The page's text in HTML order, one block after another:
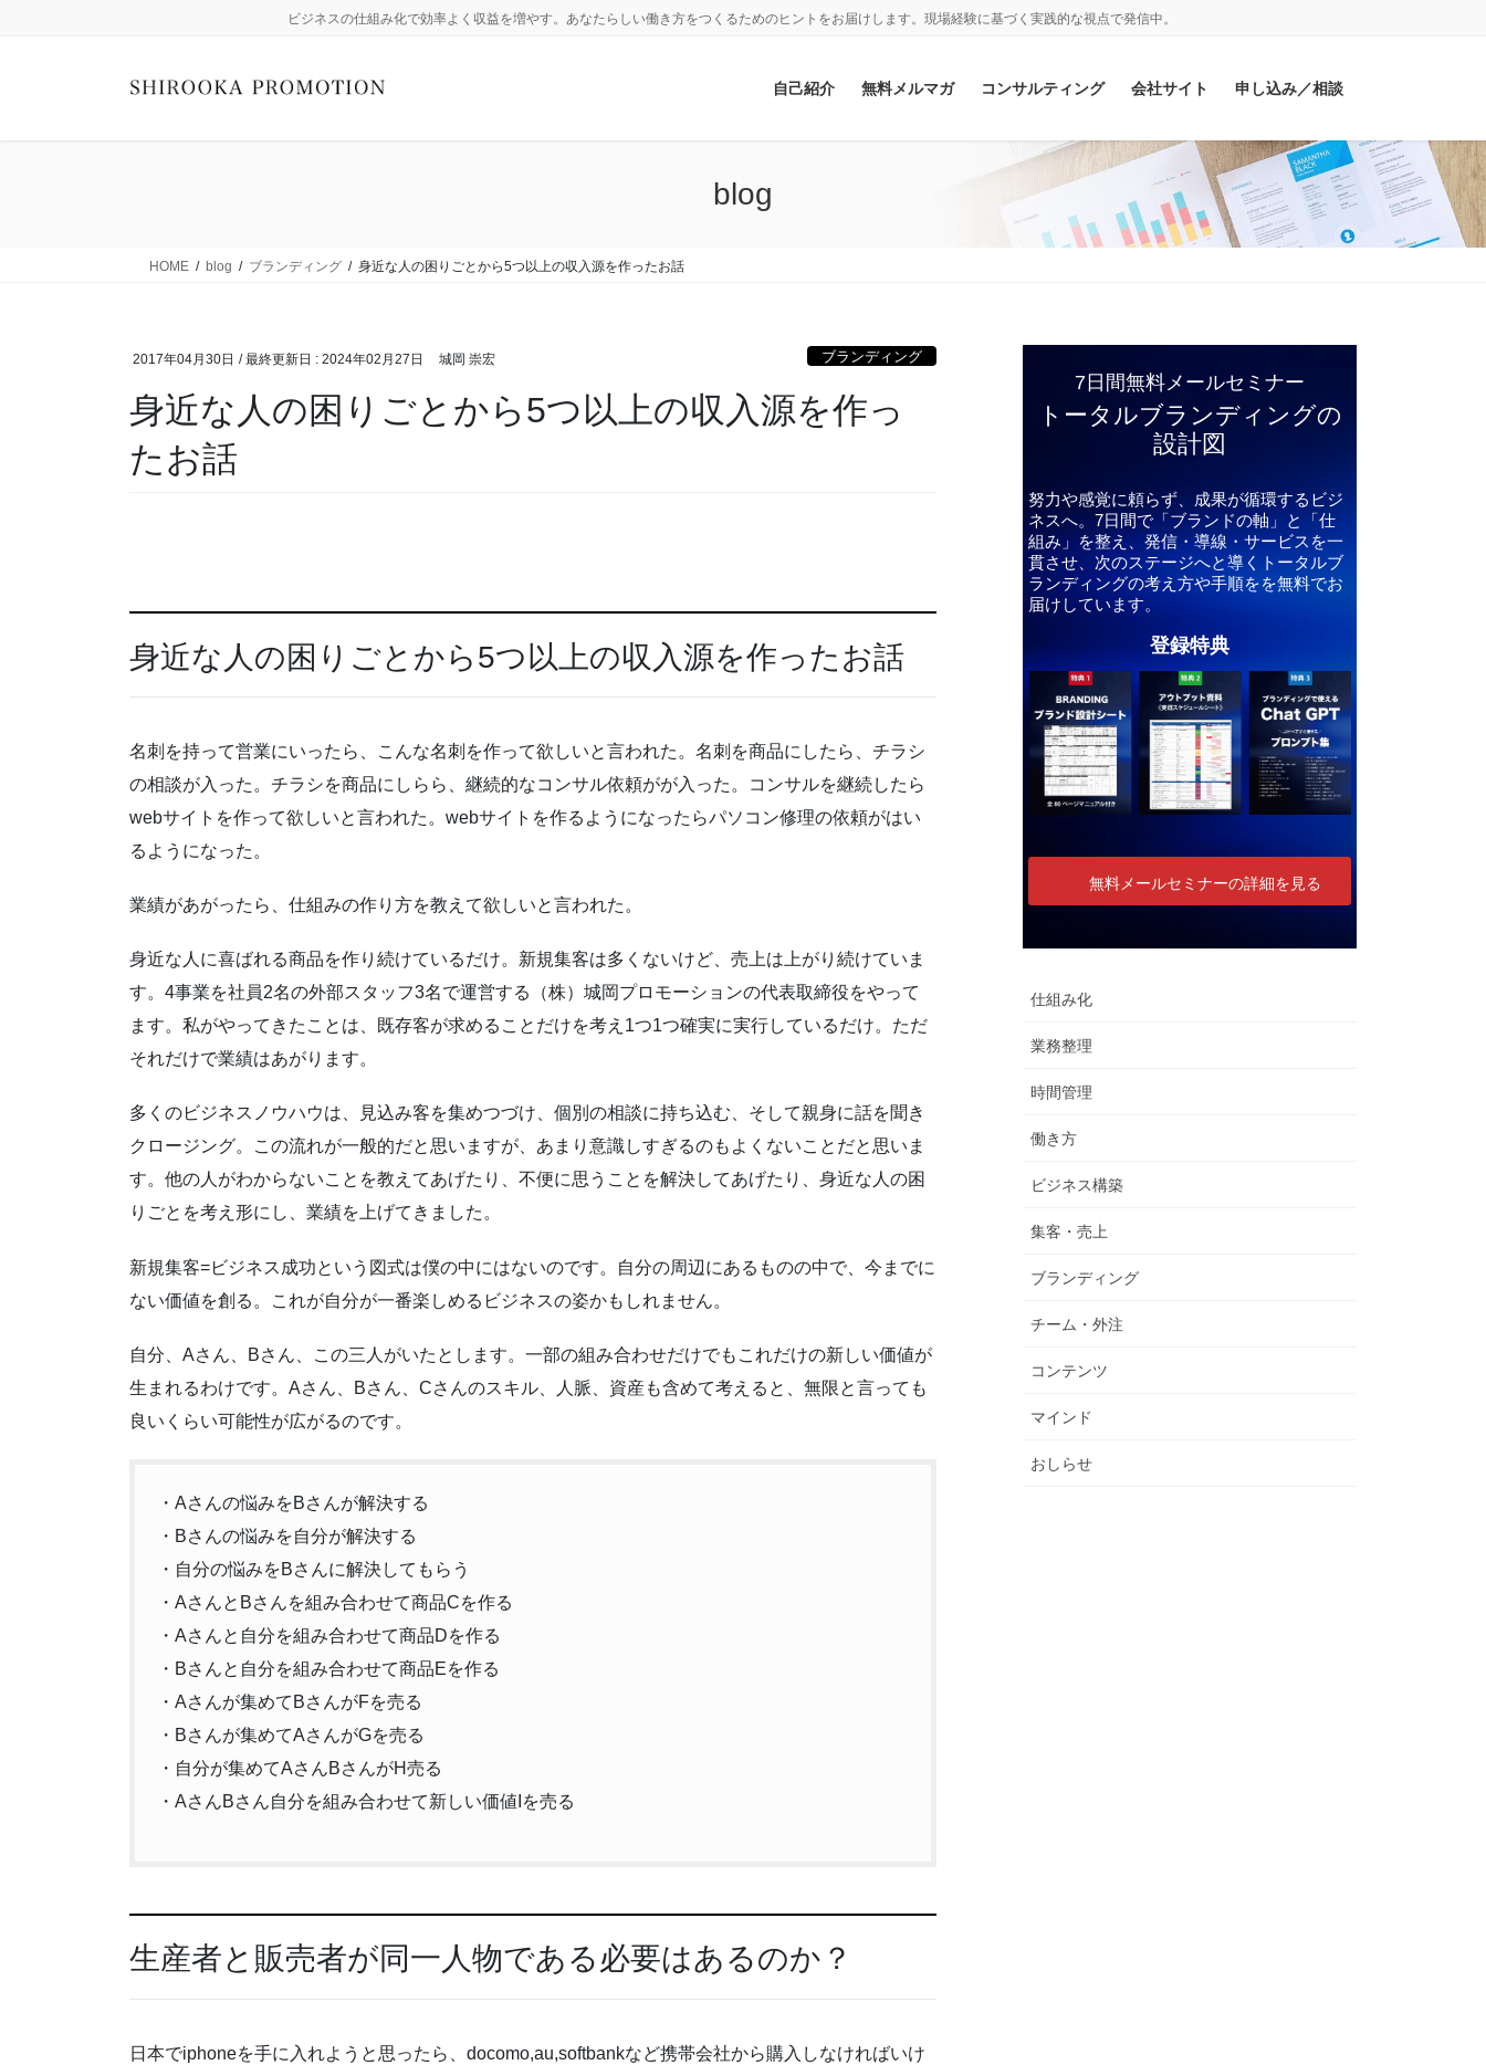
ビジネスの仕組み化で効率よく収益を増やす。あなたらしい働き方をつくるためのヒントをお届けします。現場経験に基づく実践的な視点で発信中。
自己紹介 無料メルマガ コンサルティング 会社サイト 申し込み／相談
blog
HOME blog ブランディング 身近な人の困りごとから5つ以上の収入源を作ったお話
2017年04月30日 / 最終更新日 : 2024年02月27日 城岡 崇宏 ブランディング
身近な人の困りごとから5つ以上の収入源を作っ
たお話
身近な人の困りごとから5つ以上の収入源を作ったお話
名刺を持って営業にいったら、こんな名刺を作って欲しいと言われた。名刺を商品にしたら、チラシ
の相談が入った。チラシを商品にしらら、継続的なコンサル依頼がが入った。コンサルを継続したら
webサイトを作って欲しいと言われた。webサイトを作るようになったらパソコン修理の依頼がはい
るようになった。
業績があがったら、仕組みの作り方を教えて欲しいと言われた。
身近な人に喜ばれる商品を作り続けているだけ。新規集客は多くないけど、売上は上がり続けていま
す。4事業を社員2名の外部スタッフ3名で運営する（株）城岡プロモーションの代表取締役をやって
ます。私がやってきたことは、既存客が求めることだけを考え1つ1つ確実に実行しているだけ。ただ
それだけで業績はあがります。
多くのビジネスノウハウは、見込み客を集めつづけ、個別の相談に持ち込む、そして親身に話を聞き
クロージング。この流れが一般的だと思いますが、あまり意識しすぎるのもよくないことだと思いま
す。他の人がわからないことを教えてあげたり、不便に思うことを解決してあげたり、身近な人の困
りごとを考え形にし、業績を上げてきました。
新規集客=ビジネス成功という図式は僕の中にはないのです。自分の周辺にあるものの中で、今までに
ない価値を創る。これが自分が一番楽しめるビジネスの姿かもしれません。
自分、Aさん、Bさん、この三人がいたとします。一部の組み合わせだけでもこれだけの新しい価値が
生まれるわけです。Aさん、Bさん、Cさんのスキル、人脈、資産も含めて考えると、無限と言っても
良いくらい可能性が広がるのです。
・Aさんの悩みをBさんが解決する
・Bさんの悩みを自分が解決する
・自分の悩みをBさんに解決してもらう
・AさんとBさんを組み合わせて商品Cを作る
・Aさんと自分を組み合わせて商品Dを作る
・Bさんと自分を組み合わせて商品Eを作る
・Aさんが集めてBさんがFを売る
・Bさんが集めてAさんがGを売る
・自分が集めてAさんBさんがH売る
・AさんBさん自分を組み合わせて新しい価値Iを売る
生産者と販売者が同一人物である必要はあるのか？
日本でiphoneを手に入れようと思ったら、docomo,au,softbankなど携帯会社から購入しなければいけ
7日間無料メールセミナー
トータルブランディングの
設計図
努力や感覚に頼らず、成果が循環するビジ
ネスへ。7日間で「ブランドの軸」と「仕
組み」を整え、発信・導線・サービスを一
貫させ、次のステージへと導くトータルブ
ランディングの考え方や手順をを無料でお
届けしています。
登録特典
無料メールセミナーの詳細を見る
仕組み化
業務整理
時間管理
働き方
ビジネス構築
集客・売上
ブランディング
チーム・外注
コンテンツ
マインド
おしらせ